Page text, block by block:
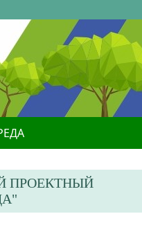
ПРОЕКТНЫЙ